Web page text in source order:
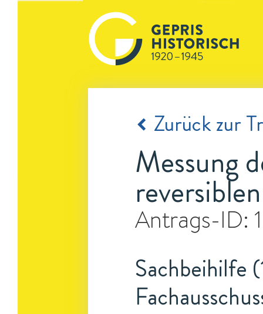
Zurück zur
Messung
Antrags-ID:
Sachbeihilfe